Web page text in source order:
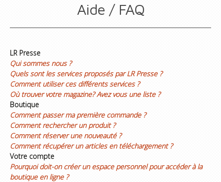
Aide / FAQ
LR Presse
Qui sommes nous ?
Quels sont les services proposés par LR Presse ?
Comment utiliser ces différents services ?
Où trouver votre magazine? Avez vous une liste ?
Boutique
Comment passer ma première commande ?
Comment rechercher un produit ?
Comment réserver une nouveauté ?
Comment récupérer un articles en téléchargement ?
Votre compte
Pourquoi doit-on créer un espace personnel pour accéder à la
boutique en ligne ?